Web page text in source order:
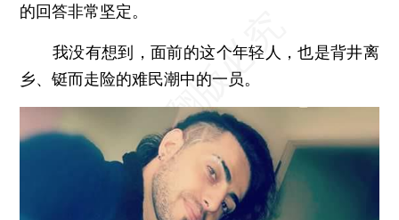
的回答非常坚定。
我没有想到，面前的这个年轻人，也是背井离
乡、铤而走险的难民潮中的一员。